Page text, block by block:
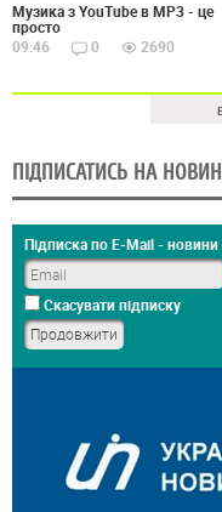
Музика з YouTube в MP3 - це
просто
09:46
0 2690
ПІДПИСАТИСЬ НА
Підписка по E-Mail - новини
Скасувати підписку